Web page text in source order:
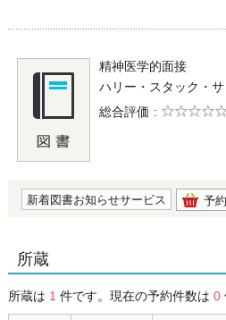
精神医学的面接
ハリー・スタック・
総合評価
5段階評価
新着図書お知らせサービス 予
所蔵
所蔵は 1 件です。現在の予約件数は 0